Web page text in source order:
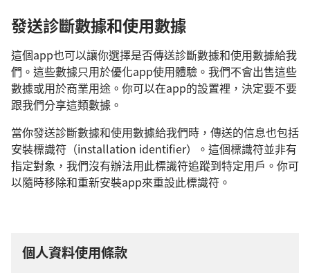
發送診斷數據和使用數據
這個app也可以讓你選擇是否傳送診斷數據和使用數據給我
們。這些數據只用於優化app使用體驗。我們不會出售這些
數據或用於商業用途。你可以在app的設置裡，決定要不要
跟我們分享這類數據。
當你發送診斷數據和使用數據給我們時，傳送的信息也包括
安裝標識符（installation identifier）。這個標識符並非有
指定對象，我們沒有辦法用此標識符追蹤到特定用戶。你可
以隨時移除和重新安裝app來重設此標識符。
個人資料使用條款